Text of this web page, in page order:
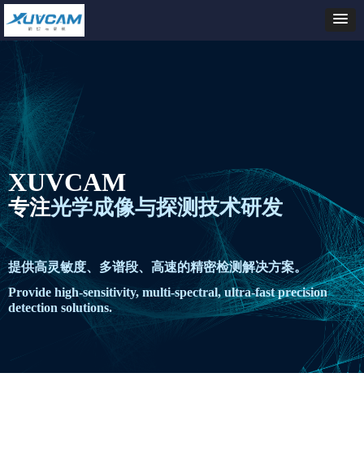
XUVCAM
专注光学成像与探测技术研发
提供高灵敏度、多谱段、高速的精密检测解决方案。
Provide high-sensitivity, multi-spectral, ultra-fast precision
detection solutions.